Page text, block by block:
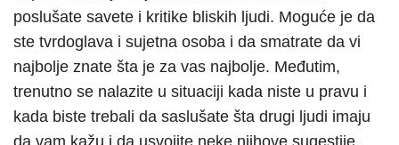
poslušate savete i kritike bliskih ljudi. Moguće je da
ste tvrdoglava i sujetna osoba i da smatrate da vi
najbolje znate šta je za vas najbolje. Međutim,
trenutno se nalazite u situaciji kada niste u pravu i
kada biste trebali da saslušate šta drugi ljudi imaju